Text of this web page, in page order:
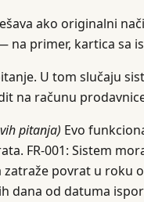
[from answer 1]
[ask for name]
Draft
PRD: [from answer 2,
definitions
Requirements
ako originalni
na primer, kartica sa
U tom slučaju
na računu
pitanja) Evo
FR-001: Sistem
zatraže povrat u roku
dana od datuma